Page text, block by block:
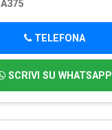
A375
TELEFONA
SCRIVI SU WHATSAPP